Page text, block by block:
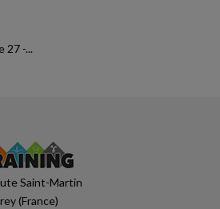
27 -...
Saint-Martin
(France)